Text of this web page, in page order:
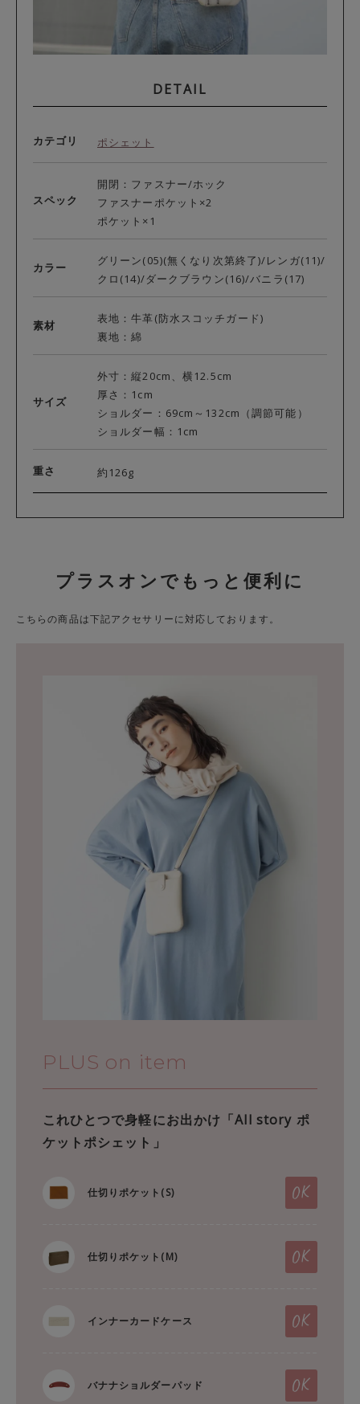
DETAIL
カテゴリ ポシェット
スペック
開閉：ファスナー/ホック
ファスナーポケット×2
ポケット×1
カラー
グリーン(05)(無くなり次第終了)/レンガ(11)/
クロ(14)/ダークブラウン(16)/バニラ(17)
素材
表地：牛革(防水スコッチガード)
裏地：綿
サイズ
外寸：縦20cm、横12.5cm
厚さ：1cm
ショルダー：69cm～132cm（調節可能）
ショルダー幅：1cm
重さ 約126g
プラスオンでもっと便利に
こちらの商品は下記アクセサリーに対応しております。
PLUS on item
これひとつで身軽にお出かけ「All story ポ
ケットポシェット」
仕切りポケット(S)
仕切りポケット(M)
インナーカードケース
バナナショルダーパッド